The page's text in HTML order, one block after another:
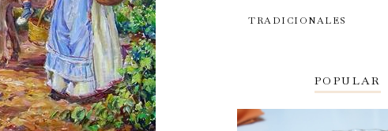
TRADICIONALES
POPULAR